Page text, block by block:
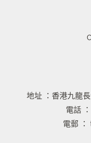
地址 ：香港九龍
電話
電郵